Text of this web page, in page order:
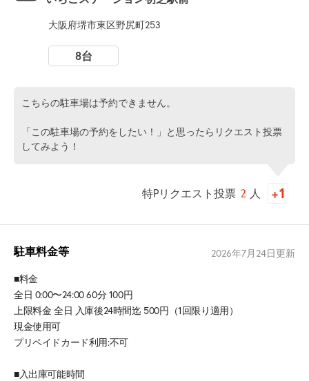
大阪府堺市東区野尻町253
8台
こちらの駐車場は予約できません。
「この駐車場の予約をしたい！」と思ったらリクエスト投票
してみよう！
特Pリクエスト投票 2 人
駐車料金等 2026年7月24日更新
■料金
全日 0:00〜24:00 60分 100円
上限料金 全日 入庫後24時間迄 500円（1回限り適用）
現金使用可
プリペイドカード利用:不可
■入出庫可能時間